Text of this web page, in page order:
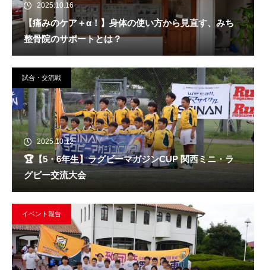
2025.10.16
【痛みのケア＋α！】身体の使い方から見直す、みち
整骨院のサポートとは？
試合・交流戦
2025.10.12
🏆️【5・6年生】ラグビーマガジンCUP 関西ミニ・ラ
グビー交流大会
イベント報告